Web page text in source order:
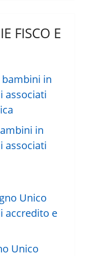
FISCO E
in
associati
Unico